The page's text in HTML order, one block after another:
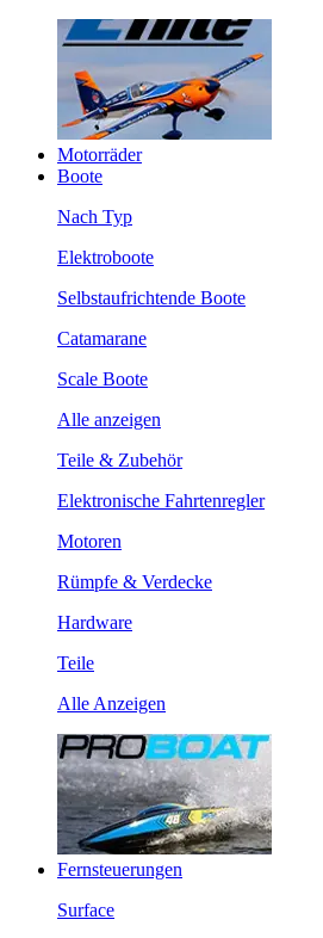
Motorräder
Boote
Nach Typ
Elektroboote
Selbstaufrichtende Boote
Catamarane
Scale Boote
Alle anzeigen
Teile & Zubehör
Elektronische Fahrtenregler
Motoren
Rümpfe & Verdecke
Hardware
Teile
Alle Anzeigen
Fernsteuerungen
Surface